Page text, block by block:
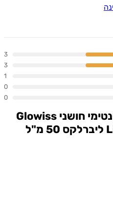
שמן אינטימי חושני Glowiss